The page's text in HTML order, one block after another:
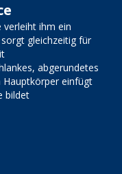
verleiht ihm ein
gleichzeitig für
abgerundetes
Hauptkörper einfügt
bildet